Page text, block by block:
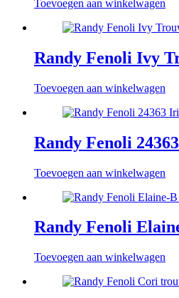
Toevoegen aan winkelwagen
Randy Fenoli Ivy
Toevoegen aan winkelwagen
Randy Fenoli
Toevoegen aan winkelwagen
Randy Fenoli
Toevoegen aan winkelwagen